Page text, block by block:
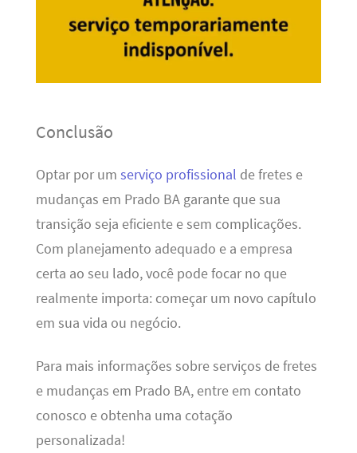
Conclusão
Optar por um serviço profissional de fretes e
mudanças em Prado BA garante que sua
transição seja eficiente e sem complicações.
Com planejamento adequado e a empresa
certa ao seu lado, você pode focar no que
realmente importa: começar um novo capítulo
em sua vida ou negócio.
Para mais informações sobre serviços de fretes
e mudanças em Prado BA, entre em contato
conosco e obtenha uma cotação
personalizada!